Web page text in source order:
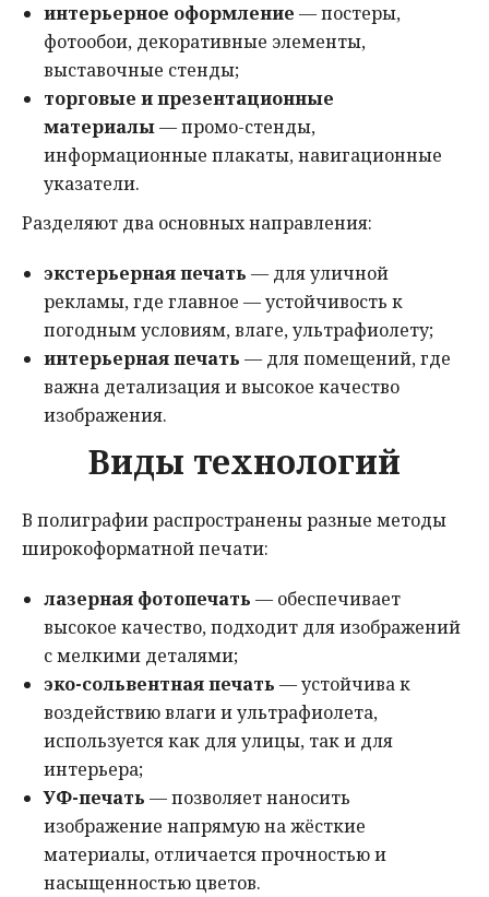
интерьерное оформление — постеры,
фотообои, декоративные элементы,
выставочные стенды;
торговые и презентационные
материалы— промо-стенды,
информационные плакаты, навигационные
указатели.
Разделяют два основных направления:
экстерьерная печать — для уличной
рекламы, где главное — устойчивость к
погодным условиям, влаге, ультрафиолету;
интерьерная печать — для помещений, где
важна детализация и высокое качество
изображения.
Виды технологий
В полиграфии распространены разные методы
широкоформатной печати:
лазерная фотопечать — обеспечивает
высокое качество, подходит для изображений
с мелкими деталями;
эко-сольвентная печать — устойчива к
воздействию влаги и ультрафиолета,
используется как для улицы, так и для
интерьера;
УФ-печать — позволяет наносить
изображение напрямую на жёсткие
материалы, отличается прочностью и
насыщенностью цветов.